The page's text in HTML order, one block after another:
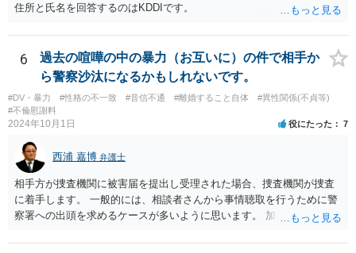
住所と氏名を回答するのはKDDIです。
6
過去の喧嘩の中の暴力（お互いに）の件で相手か
ら警察沙汰になるかもしれないです。
#DV・暴力 #性格の不一致 #音信不通 #離婚すること自体
#異性関係(不貞等)
#不倫慰謝料
2024年10月1日 役にたった 7
西浦 嘉博 弁護士
相手方が捜査機関に被害届を提出し受理された場合、捜査機関が捜査
に着手します。 一般的には、相談者さんから事情聴取を行うために警
察署への出頭を求めるケースが多いように思います。 加えて、相手方
具合などを実況見分調書で保存したりなど証拠を収集し、立件する方